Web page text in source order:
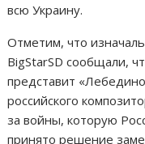
всю Украину.
Отметим, что
BigStarSD сообщали,
представит
российского
за войны, которую
принято решение